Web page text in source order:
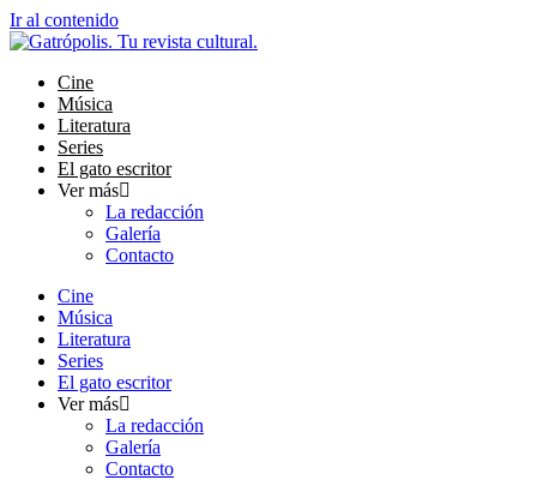
Ir al contenido
Cine
Música
Literatura
Series
El gato escritor
Ver más
La redacción
Galería
Contacto
Cine
Música
Literatura
Series
El gato escritor
Ver más
La redacción
Galería
Contacto